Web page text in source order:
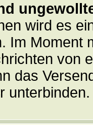
wird es
Im Moment
von
das
unterbinden.